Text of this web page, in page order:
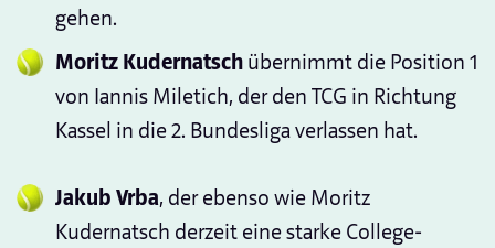
gehen.
Moritz Kudernatsch übernimmt die Position 1
von Iannis Miletich, der den TCG in Richtung
Kassel in die 2. Bundesliga verlassen hat.
Jakub Vrba, der ebenso wie Moritz
Kudernatsch derzeit eine starke College-